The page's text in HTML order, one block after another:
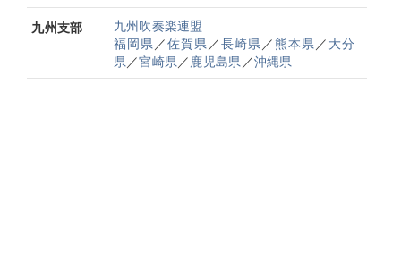
九州支部
九州吹奏楽連盟
福岡県／佐賀県／長崎県／熊本県／ 大分
県／宮崎県／鹿児島県／沖縄県